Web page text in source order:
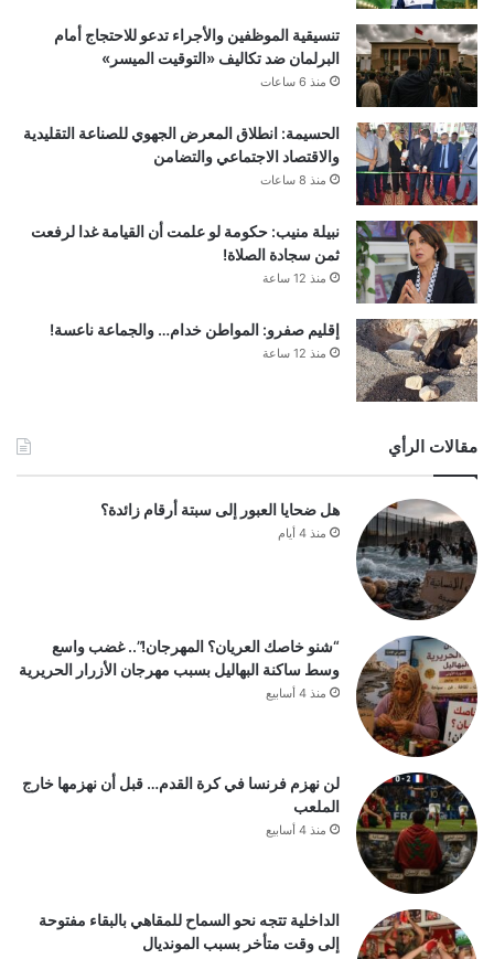
تنسيقية الموظفين والأجراء تدعو للاحتجاج أمام
البرلمان ضد تكاليف «التوقيت الميسر»
منذ 6 ساعات
الحسيمة: انطلاق المعرض الجهوي للصناعة التقليدية
والاقتصاد الاجتماعي والتضامن
منذ 8 ساعات
نبيلة منيب: حكومة لو علمت أن القيامة غدا لرفعت
ثمن سجادة الصلاة!
منذ 12 ساعة
إقليم صفرو: المواطن خدام… والجماعة ناعسة!
منذ 12 ساعة
مقالات الرأي
هل ضحايا العبور إلى سبتة أرقام زائدة؟
منذ 4 أيام
“شنو خاصك العريان؟ المهرجان!”.. غضب واسع
وسط ساكنة البهاليل بسبب مهرجان الأزرار الحريرية
منذ 4 أسابيع
لن نهزم فرنسا في كرة القدم… قبل أن نهزمها خارج
الملعب
منذ 4 أسابيع
الداخلية تتجه نحو السماح للمقاهي بالبقاء مفتوحة
إلى وقت متأخر بسبب المونديال